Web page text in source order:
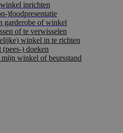
inrichten
)foodpresentatie
garderobe of winkel
of te verwisselen
winkel in te richten
) doeken
winkel of beursstand